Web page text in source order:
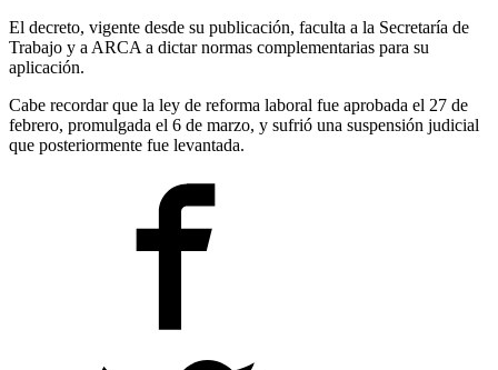
El decreto, vigente desde su publicación, faculta a la Secretaría de
Trabajo y a ARCA a dictar normas complementarias para su
aplicación.
Cabe recordar que la ley de reforma laboral fue aprobada el 27 de
febrero, promulgada el 6 de marzo, y sufrió una suspensión judicial
que posteriormente fue levantada.